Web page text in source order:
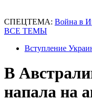
СПЕЦТЕМА: Война в
ВСЕ ТЕМЫ
Вступление
В
напала на